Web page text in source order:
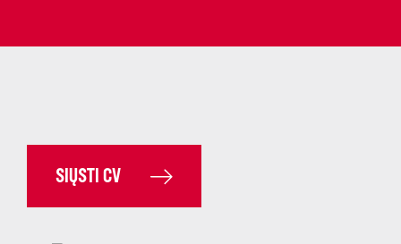
SIŲSTI CV